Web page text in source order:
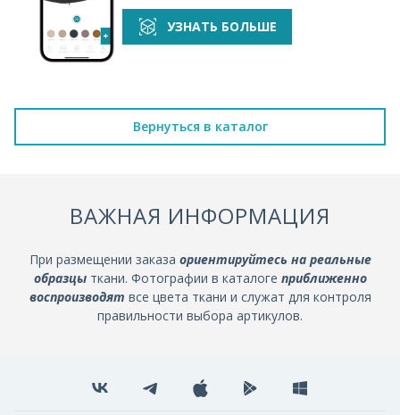
УЗНАТЬ БОЛЬШЕ
Вернуться в каталог
ВАЖНАЯ ИНФОРМАЦИЯ
При размещении заказа ориентируйтесь на реальные
образцыткани. Фотографии в каталоге приближенно
воспроизводят все цвета ткани и служат для контроля
правильности выбора артикулов.